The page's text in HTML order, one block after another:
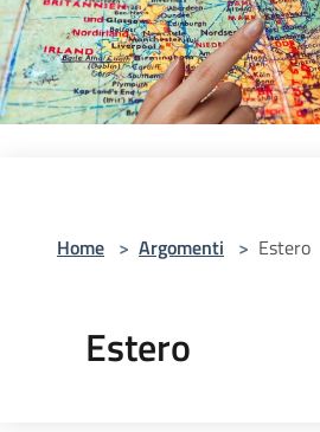
Home > Argomenti > Estero
Estero